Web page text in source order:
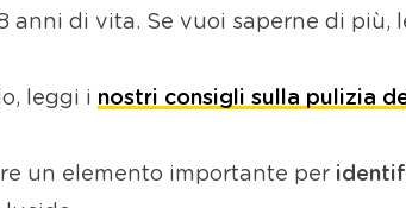
di vita. Se vuoi saperne di più,
leggi i nostri consigli sulla pulizia
un elemento importante per